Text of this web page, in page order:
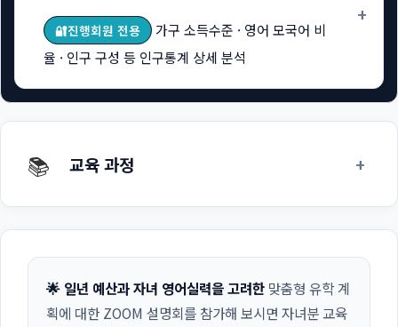
🔐진행회원 전용
가구 소득수준 · 영어 모국어 비
율 · 인구 구성 등 인구통계 상세 분석
+
📚 교육 과정 +
🌟 일년 예산과 자녀 영어실력을 고려한 맞춤형 유학 계
획에 대한 ZOOM 설명회를 참가해 보시면 자녀분 교육